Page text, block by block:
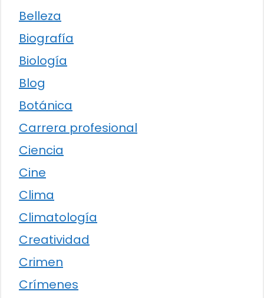
Belleza
Biografía
Biología
Blog
Botánica
Carrera profesional
Ciencia
Cine
Clima
Climatología
Creatividad
Crimen
Crímenes